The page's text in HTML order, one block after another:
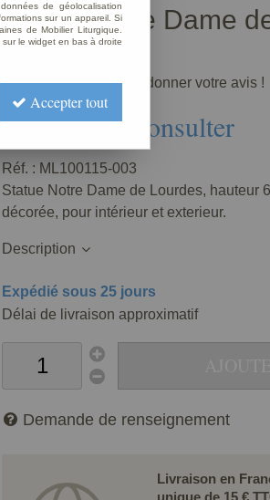
Statue Notre Dame
Polychrome
Soyez le premier à donner votre avis !
Prix : Nous consulter
Réf. : ML100115-003
Statue Notre Dame de Lourdes, hauteur
décorée, pour intérieur et exterieur.
Description
Expédié sous 25 jours
Délai de livraison approximatif
Demande de renseignement
Livraison en
unique de 15 €
de géolocalisation
sur un appareil. Si
de Mobilier Liturgique.
le widget en bas à droite
Accepter tout